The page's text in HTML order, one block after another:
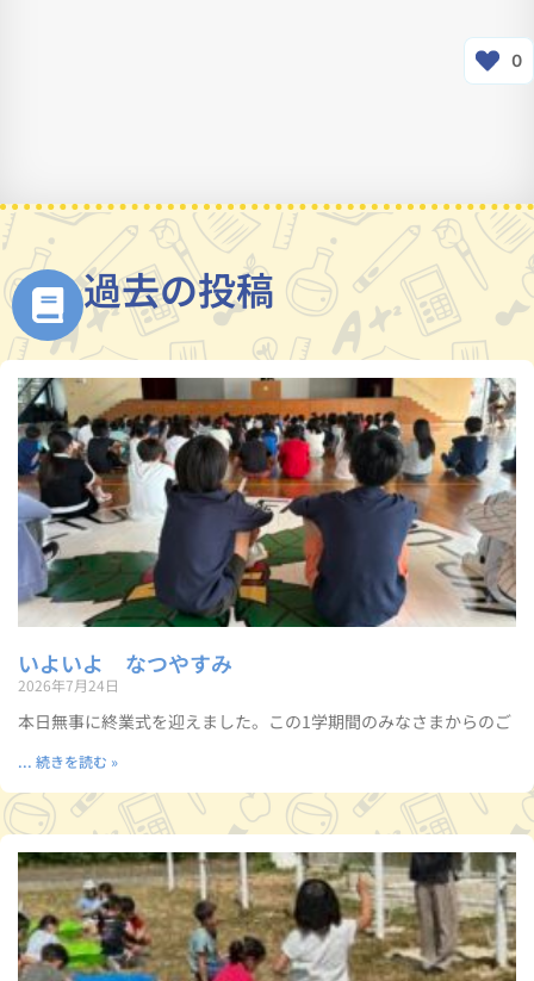
0
過去の投稿
いよいよ なつやすみ
2026年7月24日
本日無事に終業式を迎えました。この1学期間のみなさまからのご
... 続きを読む »